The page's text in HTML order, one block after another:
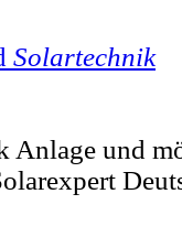
Solartechnik
Anlage und